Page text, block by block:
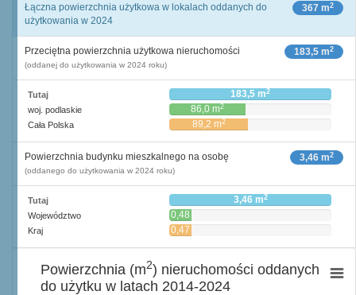
367 m2
Łączna powierzchnia użytkowa w lokalach oddanych do
użytkowania w 2024
183,5 m2
Przeciętna powierzchnia użytkowa nieruchomości
(oddanej do użytkowania w 2024 roku)
Tutaj 183,5 m2
woj. podlaskie 86,0 m2
Cała Polska 89,2 m2
3,46 m2
Powierzchnia budynku mieszkalnego na osobę
(oddanego do użytkowania w 2024 roku)
Tutaj 3,46 m2
Województwo
0,48
m2
Kraj
0,47
Powierzchnia (m2) nieruchomości oddanych
do użytku w latach 2014-2024